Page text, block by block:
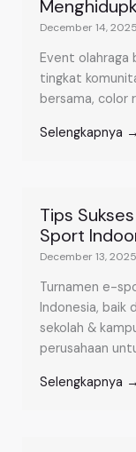
December 14, 2025
Event olahraga
tingkat
bersama, color
Selengkapnya →
Tips
Sport
December 13, 2025
Turnamen e-
Indonesia, baik
sekolah &
perusahaan
Selengkapnya →